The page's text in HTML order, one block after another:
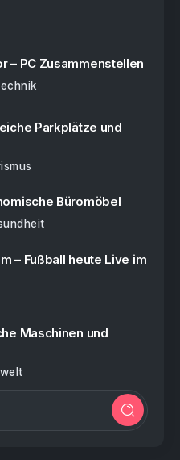
– PC Zusammenstellen
Parkplätze und
Büromöbel
– Fußball heute Live im
Maschinen und